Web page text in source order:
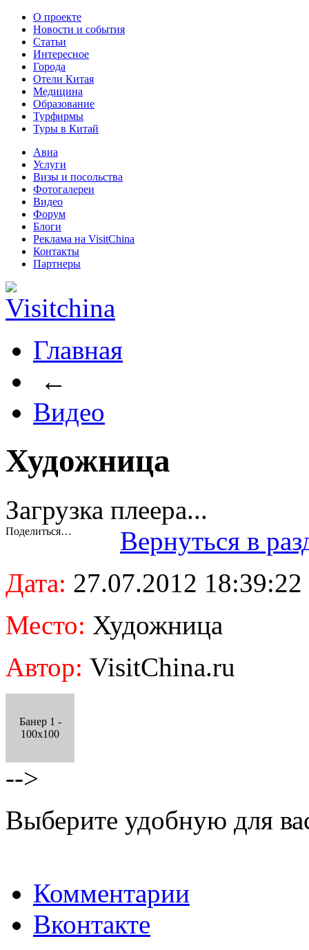
О проекте
Новости и события
Статьи
Интересное
Города
Отели Китая
Медицина
Образование
Турфирмы
Туры в Китай
Авиа
Услуги
Визы и посольства
Фотогалереи
Видео
Форум
Блоги
Реклама на VisitChina
Контакты
Партнеры
Главная
←
Видео
Художница
Загрузка плеера...
Поделиться…
Вернуться в
Дата: 27.07.2012 18:39:22
Место: Художница
Автор: VisitChina.ru
Банер 1 -
100x100
-->
Выберите удобную для
Комментарии
Вконтакте